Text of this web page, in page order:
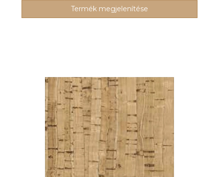
Termék megjelenítése